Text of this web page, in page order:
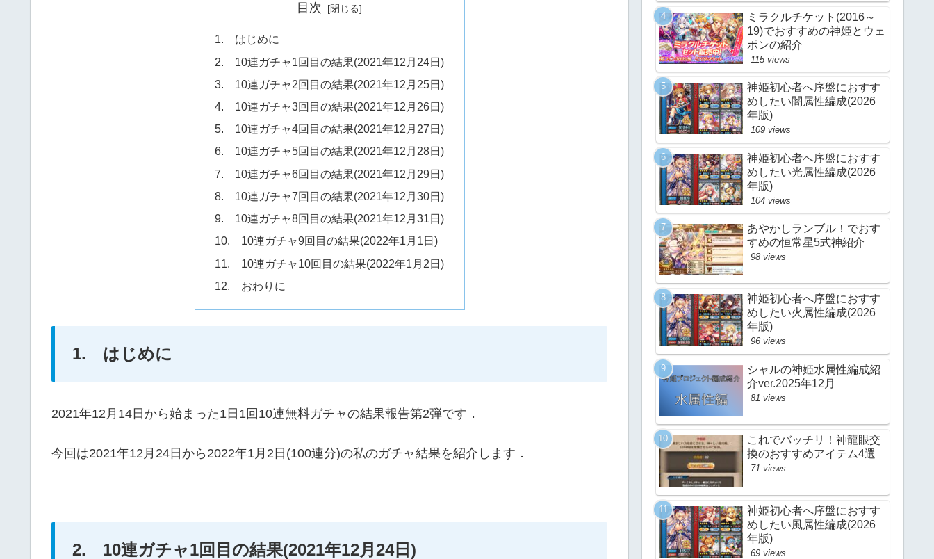
目次
1. はじめに
2. 10連ガチャ1回目の結果(2021年12月24日)
3. 10連ガチャ2回目の結果(2021年12月25日)
4. 10連ガチャ3回目の結果(2021年12月26日)
5. 10連ガチャ4回目の結果(2021年12月27日)
6. 10連ガチャ5回目の結果(2021年12月28日)
7. 10連ガチャ6回目の結果(2021年12月29日)
8. 10連ガチャ7回目の結果(2021年12月30日)
9. 10連ガチャ8回目の結果(2021年12月31日)
10. 10連ガチャ9回目の結果(2022年1月1日)
11. 10連ガチャ10回目の結果(2022年1月2日)
12. おわりに
1. はじめに
2021年12月14日から始まった1日1回10連無料ガチャの結果報告第2弾です．
今回は2021年12月24日から2022年1月2日(100連分)の私のガチャ結果を紹介します．
2. 10連ガチャ1回目の結果(2021年12月24日)
ミラクルチケット(2016～
19)でおすすめの神姫とウェ
ポンの紹介
115 views
神姫初心者へ序盤におすす
めしたい闇属性編成(2026
年版)
109 views
神姫初心者へ序盤におすす
めしたい光属性編成(2026
年版)
104 views
あやかしランブル！でおす
すめの恒常星5式神紹介
98 views
神姫初心者へ序盤におすす
めしたい火属性編成(2026
年版)
96 views
シャルの神姫水属性編成紹
介ver.2025年12月
81 views
これでバッチリ！神龍眼交
換のおすすめアイテム4選
71 views
神姫初心者へ序盤におすす
めしたい風属性編成(2026
年版)
69 views